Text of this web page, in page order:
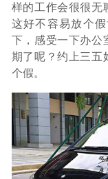
样的工作会很很无
这好不容易放个
下，感受一下办公
期了呢？约上三五
个假。